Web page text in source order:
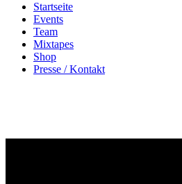
Startseite
Events
Team
Mixtapes
Shop
Presse / Kontakt